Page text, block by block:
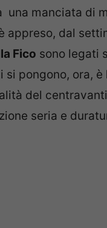
una manciata di
appreso, dal
Fico sono legati
pongono, ora,
del
seria e